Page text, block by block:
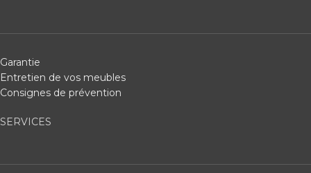
Garantie
Entretien de vos meubles
Consignes de prévention
SERVICES